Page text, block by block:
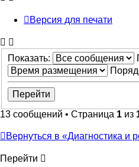
Версия для печати
Показать:
13 сообщений • Страница 1 из
Вернуться в «Диагностика и
Перейти